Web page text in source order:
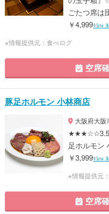
ごたつ席は
￥4,999View
※情報提供元：食べログ
空席
豚足ホルモン 小林商店
大阪府大阪
★★★☆☆3.56
足ホルモン
￥3,999View
※情報提供元
空席